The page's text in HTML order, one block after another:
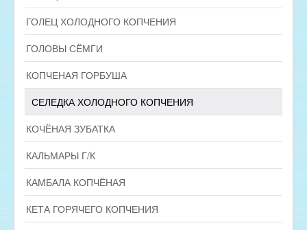
ГОЛЕЦ ХОЛОДНОГО КОПЧЕНИЯ
ГОЛОВЫ СЁМГИ
КОПЧЕНАЯ ГОРБУША
СЕЛЕДКА ХОЛОДНОГО КОПЧЕНИЯ
КОЧЁНАЯ ЗУБАТКА
КАЛЬМАРЫ Г/К
КАМБАЛА КОПЧЁНАЯ
КЕТА ГОРЯЧЕГО КОПЧЕНИЯ